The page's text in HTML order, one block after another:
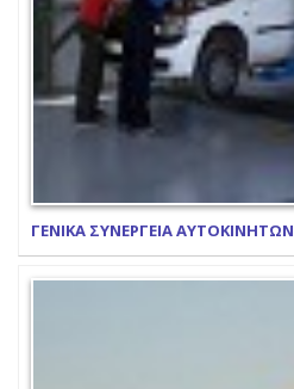
ΓΕΝΙΚΑ ΣΥΝΕΡΓΕΙΑ ΑΥΤΟΚΙΝΗΤΩΝ